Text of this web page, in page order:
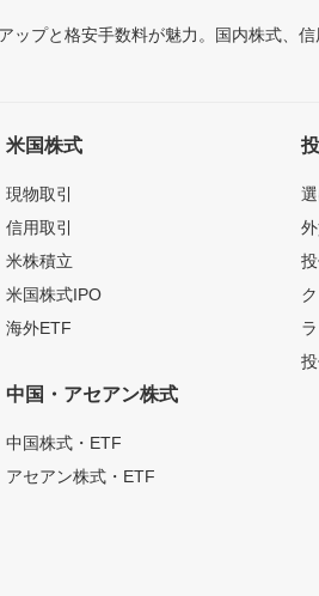
プと格安手数料が魅力。国内株式、
米国株式
現物取引
信用取引
米株積立
米国株式IPO
海外ETF
中国・アセアン株式
中国株式・ETF
アセアン株式・ETF